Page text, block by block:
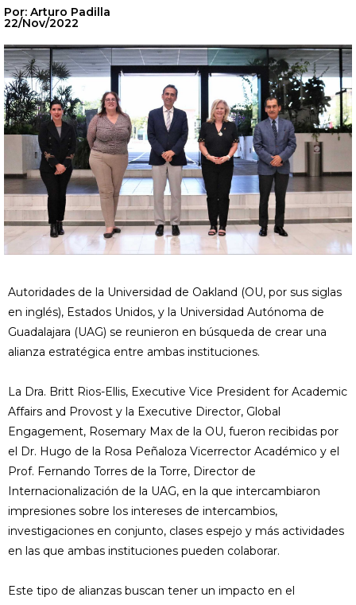
Por: Arturo Padilla
22/Nov/2022
Autoridades de la Universidad de Oakland (OU, por sus siglas
en inglés), Estados Unidos, y la Universidad Autónoma de
Guadalajara (UAG) se reunieron en búsqueda de crear una
alianza estratégica entre ambas instituciones.
La Dra. Britt Rios-Ellis, Executive Vice President for Academic
Affairs and Provost y la Executive Director, Global
Engagement, Rosemary Max de la OU, fueron recibidas por
el Dr. Hugo de la Rosa Peñaloza Vicerrector Académico y el
Prof. Fernando Torres de la Torre, Director de
Internacionalización de la UAG, en la que intercambiaron
impresiones sobre los intereses de intercambios,
investigaciones en conjunto, clases espejo y más actividades
en las que ambas instituciones pueden colaborar.
Este tipo de alianzas buscan tener un impacto en el